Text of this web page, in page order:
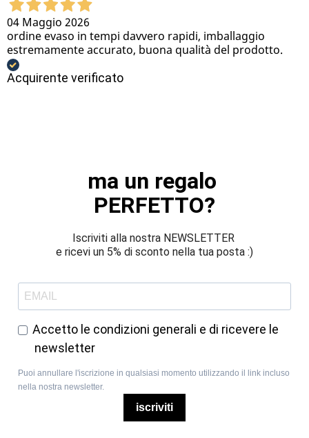
04 Maggio 2026
ordine evaso in tempi davvero rapidi, imballaggio
estremamente accurato, buona qualità del prodotto.
Acquirente verificato
ma un regalo
PERFETTO?
Iscriviti alla nostra NEWSLETTER
e ricevi un 5% di sconto nella tua posta :)
Accetto le condizioni generali e di ricevere le
newsletter
Puoi annullare l'iscrizione in qualsiasi momento utilizzando il link incluso
nella nostra newsletter.
iscriviti